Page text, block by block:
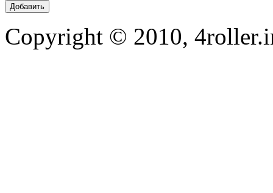
Copyright © 2010,